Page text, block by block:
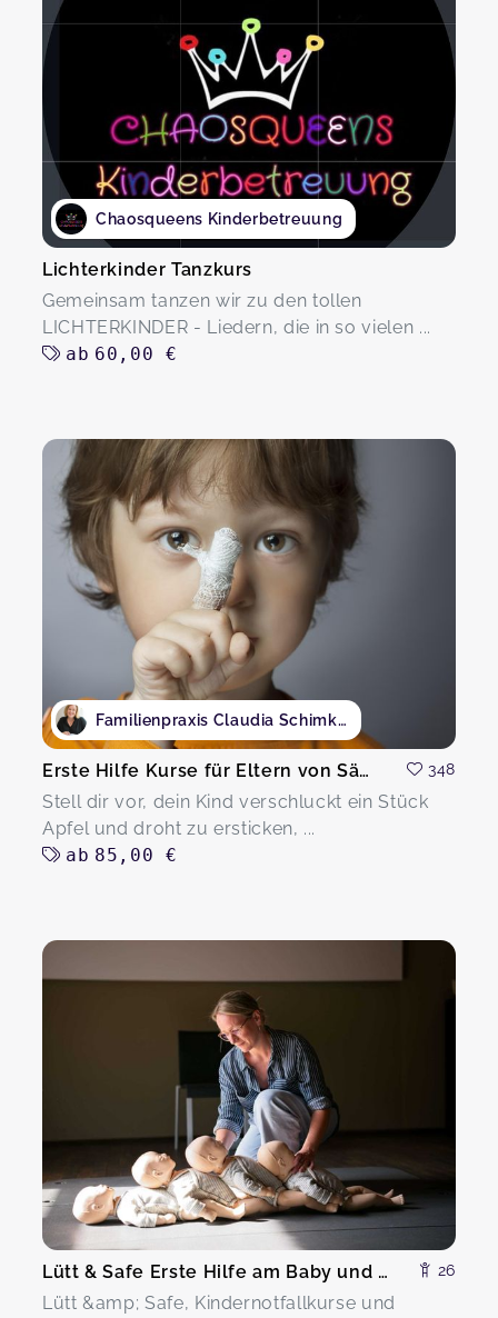
Chaosqueens Kinderbetreuung
Lichterkinder Tanzkurs
Gemeinsam tanzen wir zu den tollen
LICHTERKINDER - Liedern, die in so vielen ...
ab 60,00 €
Familienpraxis Claudia Schimkat
Erste Hilfe Kurse für Eltern von Säuglingen und Kindern 348
Stell dir vor, dein Kind verschluckt ein Stück
Apfel und droht zu ersticken, ...
ab 85,00 €
Lütt & Safe Erste Hilfe am Baby und Kind 26
Lütt &amp; Safe, Kindernotfallkurse und